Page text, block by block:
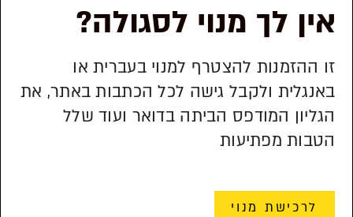
אין לך מנוי לסגולה?
זו ההזמנות להצטרף למנוי בעברית או
באנגלית ולקבל גישה לכל הכתבות באתר, את
הגליון המודפס הביתה בדואר ועוד שלל
הטבות מפתיעות
לרכישת מנוי